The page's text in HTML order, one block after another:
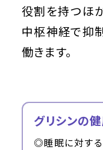
役割を持つほ
中枢神経で抑
働きます。
グリシンの
◎睡眠に対す